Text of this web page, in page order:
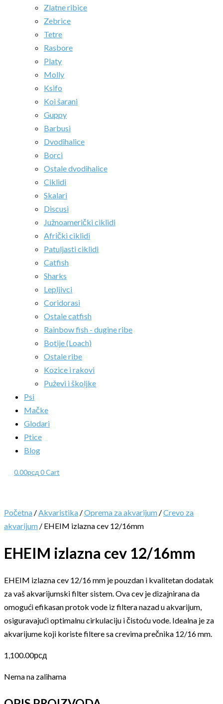
Zlatne ribice
Zebrice
Tetre
Rasbore
Platy
Molly
Ksifo
Koi šarani
Guppy
Barbusi
Dvodihalice
Borci
Ostale dvodihalice
Ciklidi
Skalari
Discusi
Južnoamerički ciklidi
Afrički ciklidi
Patuljasti ciklidi
Catfish
Sharks
Lepljivci
Coridorasi
Ostale catfish
Rainbow fish - dugine ribe
Botije (Loach)
Ostale ribe
Kozice i rakovi
Puževi i školjke
Psi
Mačke
Glodari
Ptice
Blog
0.00рсд 0Cart
Početna /Akvaristika /Oprema za akvarijum /Crevo za
akvarijum / EHEIM izlazna cev 12/16mm
EHEIM izlazna cev 12/16mm
EHEIM izlazna cev 12/16 mm je pouzdan i kvalitetan dodatak
za vaš akvarijumski filter sistem. Ova cev je dizajnirana da
omogući efikasan protok vode iz filtera nazad u akvarijum,
osiguravajući optimalnu cirkulaciju i čistoću vode. Idealna je za
akvarijume koji koriste filtere sa crevima prečnika 12/16 mm.
1,100.00рсд
Nema na zalihama